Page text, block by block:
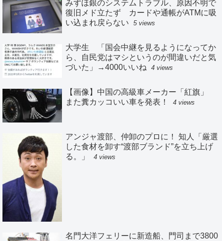
みずほ銀のシステムトラブル、原因不明で
復旧メド立たず カードや通帳がATMに吸
い込まれ戻らない
5 views
大学生 「国会中継を見るようになってか
ら、自民党はマシというのが間違いだと気
づいた」→4000いいね
4 views
【画像】中国の高級車メーカー「紅旗」
また糞カッコいい車を発表！
4 views
アンジャ渡部、仲卸のプロに！ 知人「厳選
した食材を卸す“渡部ブランド”を立ち上げ
る。」
4 views
名門大洋フェリーに新造船、門司まで3800